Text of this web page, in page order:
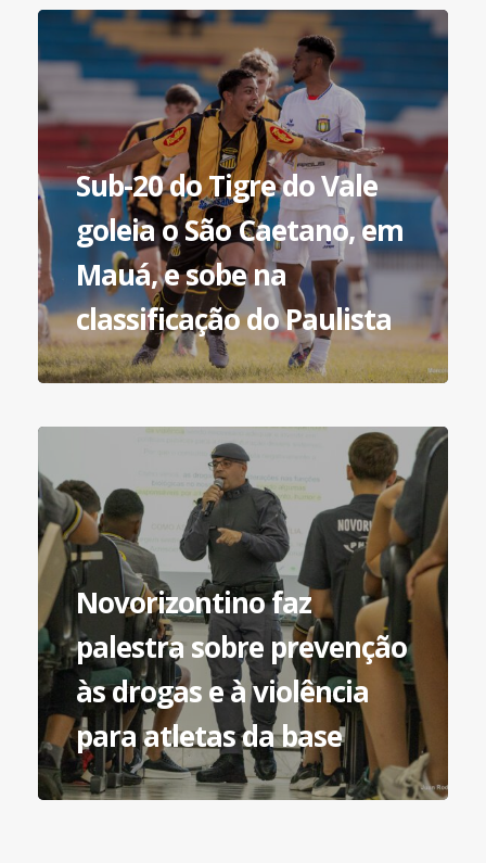
Sub-20 do Tigre do Vale
goleia o São Caetano, em
Mauá, e sobe na
classificação do Paulista
Novorizontino faz
palestra sobre prevenção
às drogas e à violência
para atletas da base